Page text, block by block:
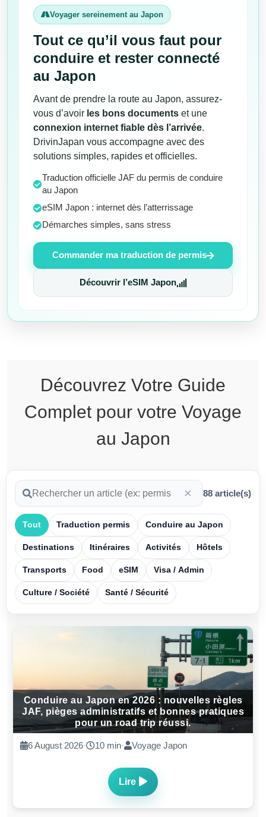
Voyager sereinement au Japon
Tout ce qu’il vous faut pour
conduire et rester connecté
au Japon
Avant de prendre la route au Japon, assurez-
vous d’avoir les bons documents et une
connexion internet fiable dès l’arrivée.
DrivinJapan vous accompagne avec des
solutions simples, rapides et officielles.
Traduction officielle JAF du permis de conduire
au Japon
eSIM Japon : internet dès l’atterrissage
Démarches simples, sans stress
Commander ma traduction de permis
Découvrir l’eSIM Japon
Découvrez Votre Guide
Complet pour votre Voyage
au Japon
× 88 article(s)
Tout Traduction permis Conduire au Japon
Destinations Itinéraires Activités Hôtels
Transports Food eSIM Visa / Admin
Culture / Société Santé / Sécurité
Conduire au Japon en 2026 : nouvelles règles
JAF, pièges administratifs et bonnes pratiques
pour un road trip réussi.
6 August 2026· 10 min· Voyage Japon
Lire